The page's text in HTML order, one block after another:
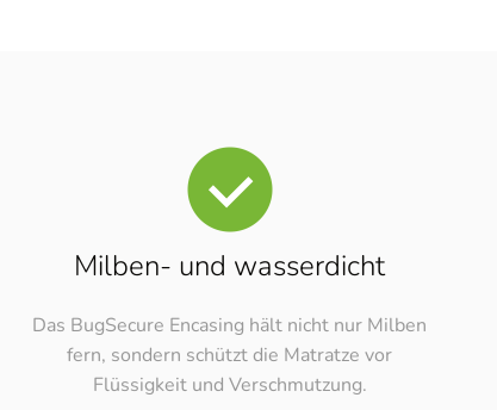
Milben- und wasserdicht
Das BugSecure Encasing hält nicht nur Milben
fern, sondern schützt die Matratze vor
Flüssigkeit und Verschmutzung.